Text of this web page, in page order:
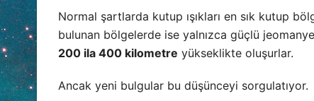
Normal şartlarda kutup ışıkları en sık kutup
bulunan bölgelerde ise yalnızca güçlü
200 ila 400 kilometre yükseklikte oluşurlar.
Ancak yeni bulgular bu düşünceyi sorgulatıyor.